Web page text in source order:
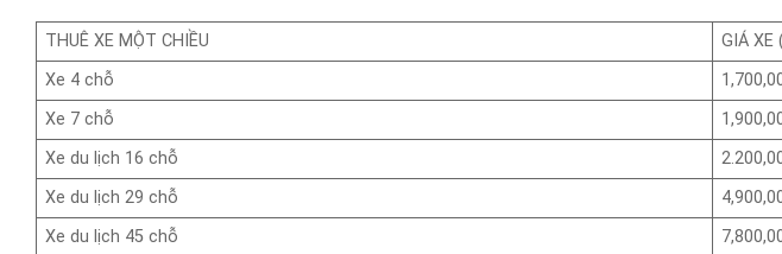
THUÊ XE MỘT CHIỀU
GIÁ XE
Xe 4 chỗ
Xe 7 chỗ
Xe du lịch 16 chỗ
Xe du lịch 29 chỗ
Xe du lịch 45 chỗ